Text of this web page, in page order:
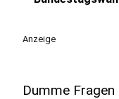
Anzeige
Dumme